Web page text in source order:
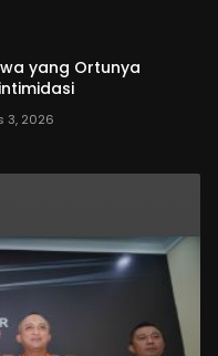
yang Ortunya
3, 2026